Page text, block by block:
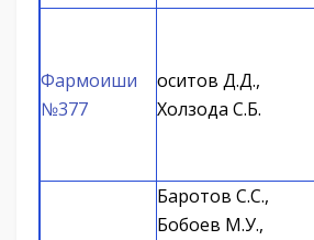
Фармоиши
№377
Қоситов Д.Д.,
Холзода С.Б.
Баротов С.С.,
Бобоев М.У.,